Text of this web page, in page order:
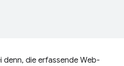
denn, die erfassende Web-